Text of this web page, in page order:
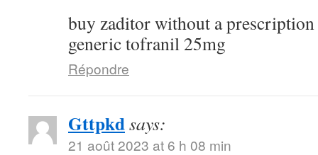
buy zaditor without a prescription
generic tofranil 25mg
Répondre
Gttpkdsays:
21 août 2023 at 6 h 08 min